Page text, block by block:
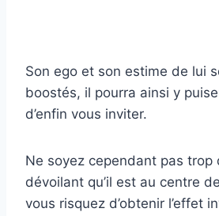
Son ego et son estime de lui
boostés, il pourra ainsi y
d’enfin vous inviter.
Ne soyez cependant pas trop
dévoilant qu’il est au centre
vous risquez d’obtenir l’effet